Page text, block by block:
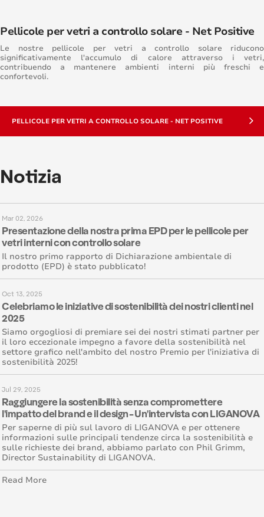
Pellicole per vetri a controllo solare - Net Positive
Le nostre pellicole per vetri a controllo solare riducono
significativamente l'accumulo di calore attraverso i vetri,
contribuendo a mantenere ambienti interni più freschi e
confortevoli.
PELLICOLE PER VETRI A CONTROLLO SOLARE - NET POSITIVE
Notizia
Mar 02, 2026
Presentazione della nostra prima EPD per le pellicole per
vetri interni con controllo solare
Il nostro primo rapporto di Dichiarazione ambientale di
prodotto (EPD) è stato pubblicato!
Oct 13, 2025
Celebriamo le iniziative di sostenibilità dei nostri clienti nel
2025
Siamo orgogliosi di premiare sei dei nostri stimati partner per
il loro eccezionale impegno a favore della sostenibilità nel
settore grafico nell'ambito del nostro Premio per l'iniziativa di
sostenibilità 2025!
Jul 29, 2025
Raggiungere la sostenibilità senza compromettere
l'impatto del brand e il design - Un'intervista con LIGANOVA
Per saperne di più sul lavoro di LIGANOVA e per ottenere
informazioni sulle principali tendenze circa la sostenibilità e
sulle richieste dei brand, abbiamo parlato con Phil Grimm,
Director Sustainability di LIGANOVA.
Read More